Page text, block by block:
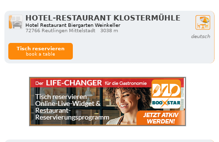
HOTEL-RESTAURANT KLOSTERMÜHLE
Hotel Restaurant Biergarten Weinkeller
72766 Reutlingen Mittelstadt
3038 m
deutsch
Tisch reservieren
book a table